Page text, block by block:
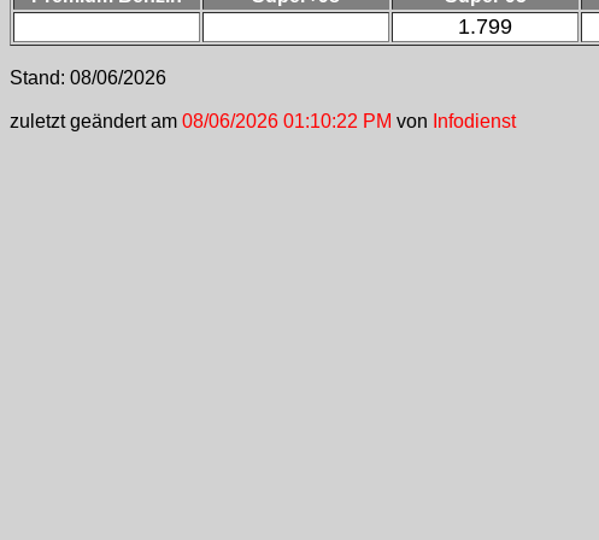
1.799
Stand: 08/06/2026
zuletzt geändert am 08/06/2026 01:10:22 PM von Infodienst